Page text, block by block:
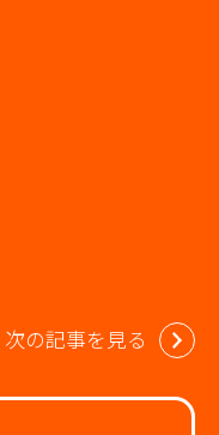
次の記事を見る